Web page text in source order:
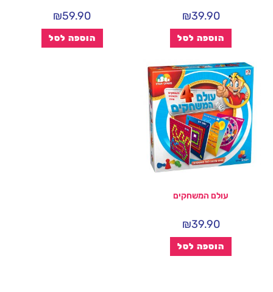
₪39.90
הוספה לסל
₪59.90
הוספה לסל
עולם המשחקים
₪39.90
הוספה לסל